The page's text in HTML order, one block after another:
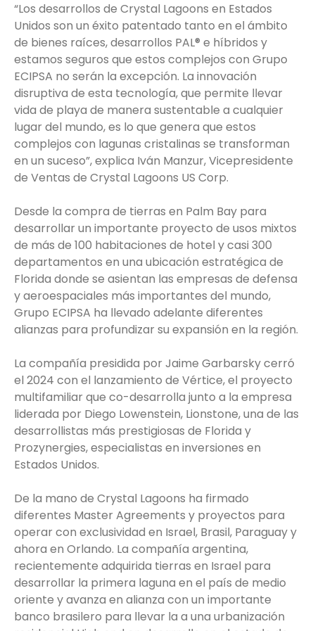
“Los desarrollos de Crystal Lagoons en Estados
Unidos son un éxito patentado tanto en el ámbito
de bienes raíces, desarrollos PAL® e híbridos y
estamos seguros que estos complejos con Grupo
ECIPSA no serán la excepción. La innovación
disruptiva de esta tecnología, que permite llevar
vida de playa de manera sustentable a cualquier
lugar del mundo, es lo que genera que estos
complejos con lagunas cristalinas se transforman
en un suceso”, explica Iván Manzur, Vicepresidente
de Ventas de Crystal Lagoons US Corp.
Desde la compra de tierras en Palm Bay para
desarrollar un importante proyecto de usos mixtos
de más de 100 habitaciones de hotel y casi 300
departamentos en una ubicación estratégica de
Florida donde se asientan las empresas de defensa
y aeroespaciales más importantes del mundo,
Grupo ECIPSA ha llevado adelante diferentes
alianzas para profundizar su expansión en la región.
La compañía presidida por Jaime Garbarsky cerró
el 2024 con el lanzamiento de Vértice, el proyecto
multifamiliar que co-desarrolla junto a la empresa
liderada por Diego Lowenstein, Lionstone, una de las
desarrollistas más prestigiosas de Florida y
Prozynergies, especialistas en inversiones en
Estados Unidos.
De la mano de Crystal Lagoons ha firmado
diferentes Master Agreements y proyectos para
operar con exclusividad en Israel, Brasil, Paraguay y
ahora en Orlando. La compañía argentina,
recientemente adquirida tierras en Israel para
desarrollar la primera laguna en el país de medio
oriente y avanza en alianza con un importante
banco brasilero para llevar la a una urbanización